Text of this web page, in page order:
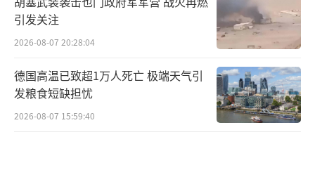
引发关注
2026-08-07 20:28:04
德国高温已致超1万人死亡 极端天气引
发粮食短缺担忧
2026-08-07 15:59:40